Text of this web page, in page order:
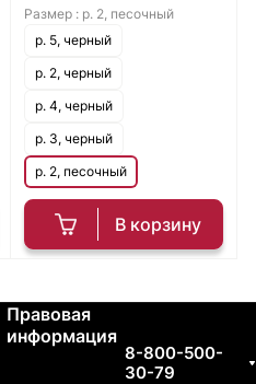
В корзину
Размер : р. 2, песочный
р. 5, черный
р. 2, черный
р. 4, черный
р. 3, черный
р. 2, песочный
Правовая
информация
8-800-500-
30-79